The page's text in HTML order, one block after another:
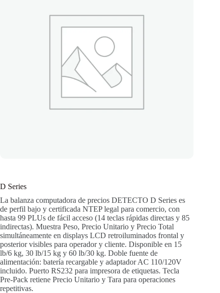
D Series
La balanza computadora de precios DETECTO D Series es
de perfil bajo y certificada NTEP legal para comercio, con
hasta 99 PLUs de fácil acceso (14 teclas rápidas directas y 85
indirectas). Muestra Peso, Precio Unitario y Precio Total
simultáneamente en displays LCD retroiluminados frontal y
posterior visibles para operador y cliente. Disponible en 15
lb/6 kg, 30 lb/15 kg y 60 lb/30 kg. Doble fuente de
alimentación: batería recargable y adaptador AC 110/120V
incluido. Puerto RS232 para impresora de etiquetas. Tecla
Pre-Pack retiene Precio Unitario y Tara para operaciones
repetitivas.